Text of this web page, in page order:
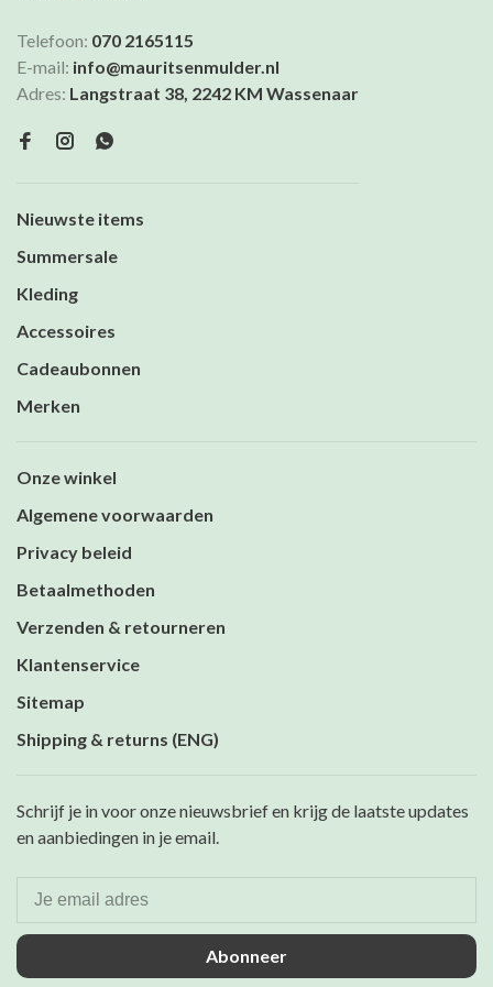
Telefoon: 070 2165115
E-mail: info@mauritsenmulder.nl
Adres: Langstraat 38, 2242 KM Wassenaar
Nieuwste items
Summersale
Kleding
Accessoires
Cadeaubonnen
Merken
Onze winkel
Algemene voorwaarden
Privacy beleid
Betaalmethoden
Verzenden & retourneren
Klantenservice
Sitemap
Shipping & returns (ENG)
Schrijf je in voor onze nieuwsbrief en krijg de laatste updates
en aanbiedingen in je email.
Abonneer